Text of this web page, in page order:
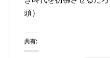
頭）
共有: